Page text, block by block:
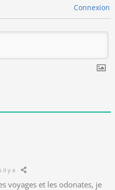
Connexion
il y a
voyages et les odonates, je